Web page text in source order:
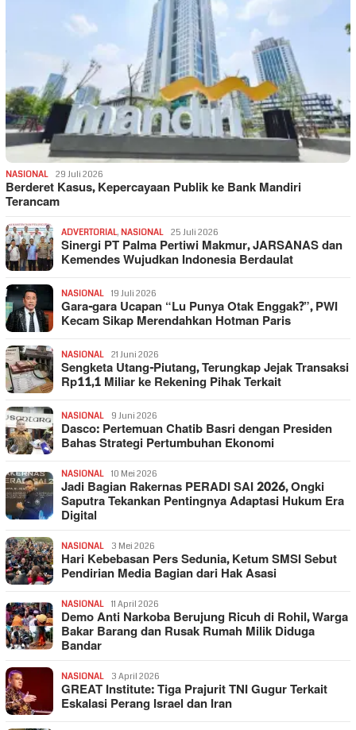
NASIONAL 29 Juli 2026
Berderet Kasus, Kepercayaan Publik ke Bank Mandiri
Terancam
ADVERTORIAL, NASIONAL 25 Juli 2026
Sinergi PT Palma Pertiwi Makmur, JARSANAS dan
Kemendes Wujudkan Indonesia Berdaulat
NASIONAL 19 Juli 2026
Gara-gara Ucapan “Lu Punya Otak Enggak?”, PWI
Kecam Sikap Merendahkan Hotman Paris
NASIONAL 21 Juni 2026
Sengketa Utang-Piutang, Terungkap Jejak Transaksi
Rp11,1 Miliar ke Rekening Pihak Terkait
NASIONAL 9 Juni 2026
Dasco: Pertemuan Chatib Basri dengan Presiden
Bahas Strategi Pertumbuhan Ekonomi
NASIONAL 10 Mei 2026
Jadi Bagian Rakernas PERADI SAI 2026, Ongki
Saputra Tekankan Pentingnya Adaptasi Hukum Era
Digital
NASIONAL 3 Mei 2026
Hari Kebebasan Pers Sedunia, Ketum SMSI Sebut
Pendirian Media Bagian dari Hak Asasi
NASIONAL 11 April 2026
Demo Anti Narkoba Berujung Ricuh di Rohil, Warga
Bakar Barang dan Rusak Rumah Milik Diduga
Bandar
NASIONAL 3 April 2026
GREAT Institute: Tiga Prajurit TNI Gugur Terkait
Eskalasi Perang Israel dan Iran